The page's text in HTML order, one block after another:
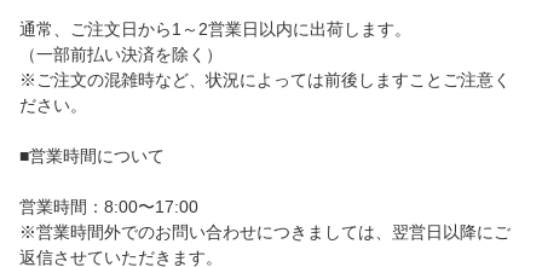
通常、ご注文日から1～2営業日以内に出荷します。
（一部前払い決済を除く）
※ご注文の混雑時など、状況によっては前後しますことご注意く
ださい。
■営業時間について
営業時間：8:00〜17:00
※営業時間外でのお問い合わせにつきましては、翌営日以降にご
返信させていただきます。